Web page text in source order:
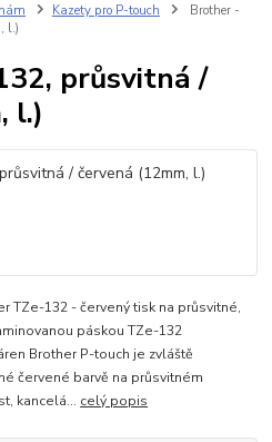
Kazety pro P-touch
Brother -
l.)
průsvitná /
l.)
TZe-132 - červený tisk na průsvitné,
páskou TZe-132
Brother P-touch je zvláště
červené barvě na průsvitném
kancelá... celý popis